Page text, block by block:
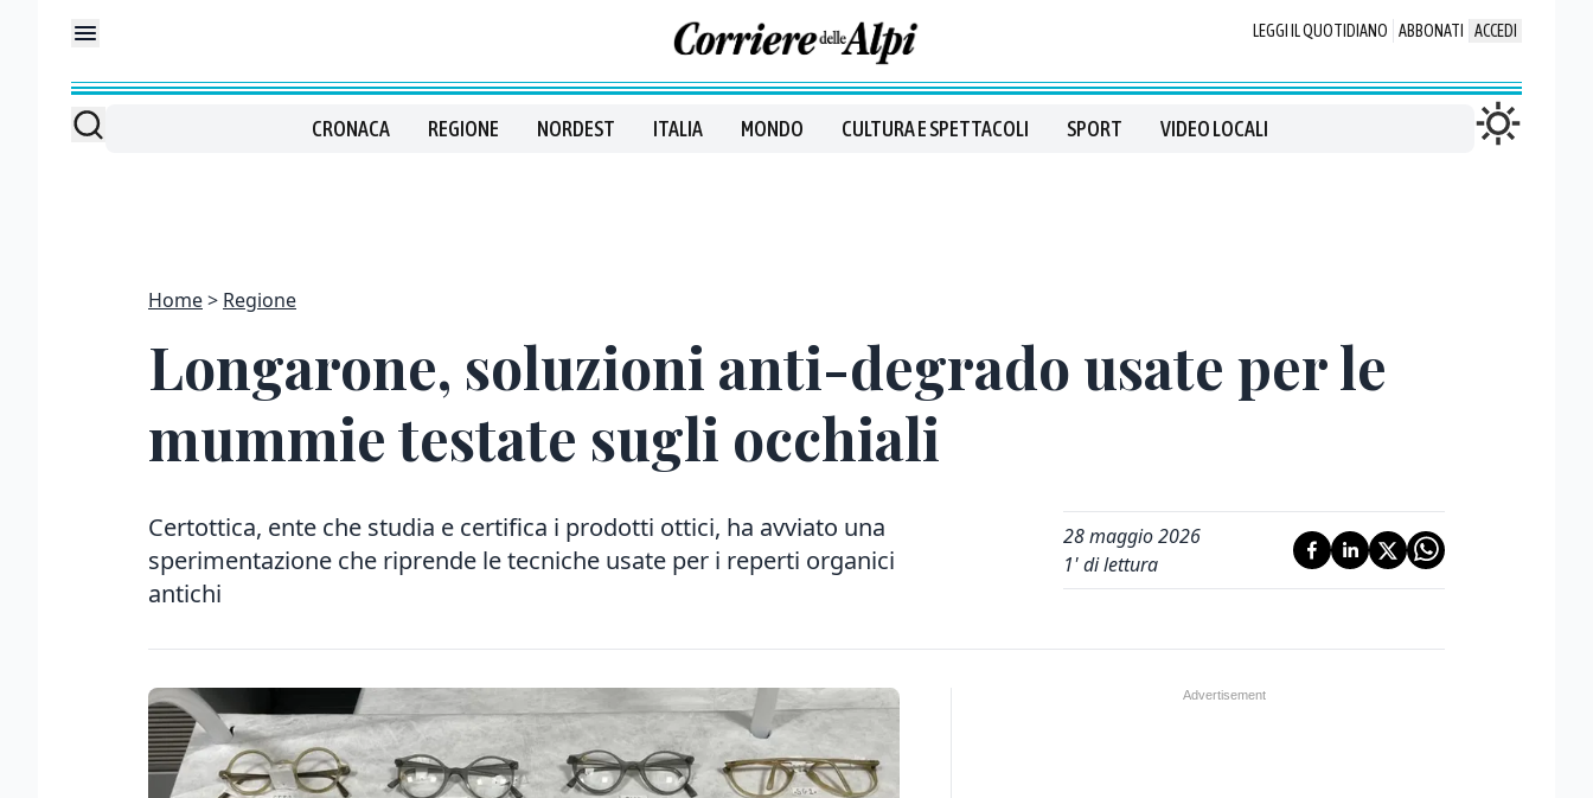
LEGGI IL QUOTIDIANO ABBONATI ACCEDI
CRONACA REGIONE NORDEST ITALIA MONDO CULTURA E SPETTACOLI SPORT VIDEO LOCALI
Home Regione
Longarone, soluzioni anti-degrado usate per le
mummie testate sugli occhiali
Certottica, ente che studia e certifica i prodotti ottici, ha avviato una
sperimentazione che riprende le tecniche usate per i reperti organici
antichi
28 maggio 2026
1' di lettura